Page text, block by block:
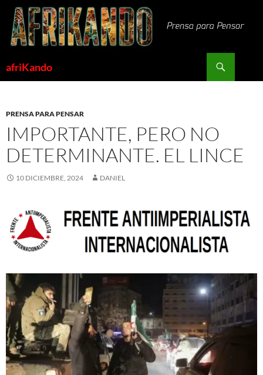
Saltar
contenido
afriKando
PRENSA PARA PENSAR
IMPORTANTE, PERO NO
DETERMINANTE. EL LINCE
10 DICIEMBRE, 2024 DANIEL